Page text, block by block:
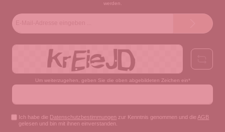
werden.
Um weiterzugehen, geben Sie die oben abgebildeten Zeichen ein*
Ich habe die Datenschutzbestimmungen zur Kenntnis genommen und die AGB
gelesen und bin mit ihnen einverstanden.